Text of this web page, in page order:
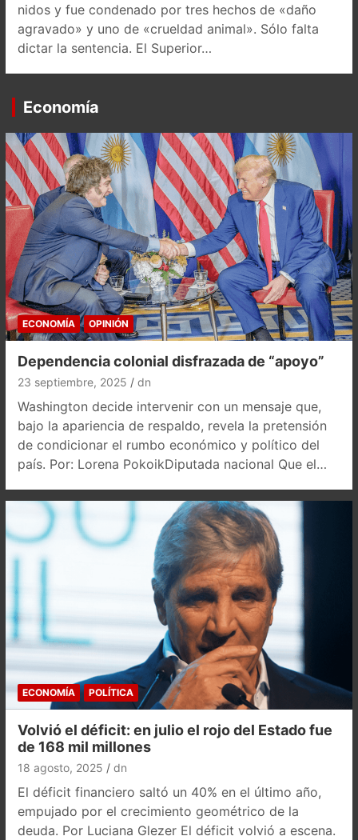
nidos y fue condenado por tres hechos de «daño
agravado» y uno de «crueldad animal». Sólo falta
dictar la sentencia. El Superior…
Economía
ECONOMÍA OPINIÓN
Dependencia colonial disfrazada de “apoyo”
23 septiembre, 2025 dn
Washington decide intervenir con un mensaje que,
bajo la apariencia de respaldo, revela la pretensión
de condicionar el rumbo económico y político del
país. Por: Lorena PokoikDiputada nacional Que el…
ECONOMÍA POLÍTICA
Volvió el déficit: en julio el rojo del Estado fue
de 168 mil millones
18 agosto, 2025 dn
El déficit financiero saltó un 40% en el último año,
empujado por el crecimiento geométrico de la
deuda. Por Luciana Glezer El déficit volvió a escena.